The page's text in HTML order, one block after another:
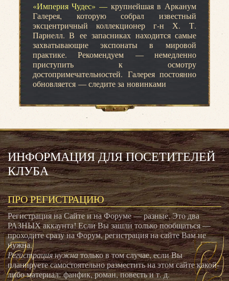
«Империя Чудес» —крупнейшая в Арканум
Галерея, которую собрал известный
эксцентричный коллекционер г-н Х. Т.
Парнелл. В ее запасниках находится самые
захватывающие экспонаты в мировой
практике. Рекомендуем — немедленно
приступить к осмотру
достопримечательностей. Галерея постоянно
обновляется — следите за новинками
ИНФОРМАЦИЯ ДЛЯ ПОСЕТИТЕЛЕЙ
КЛУБА
ПРО РЕГИСТРАЦИЮ
Регистрация на Сайте и на Форуме — разные. Это два
РАЗНЫХ аккаунта! Если Вы зашли только пообщаться —
проходите сразу на Форум, регистрация на сайте Вам не
нужна.
Регистрация нужнатолько в том случае, если Вы
планируете самостоятельно разместить на этом сайте какой-
либо материал: фанфик, роман, повесть и т. д.